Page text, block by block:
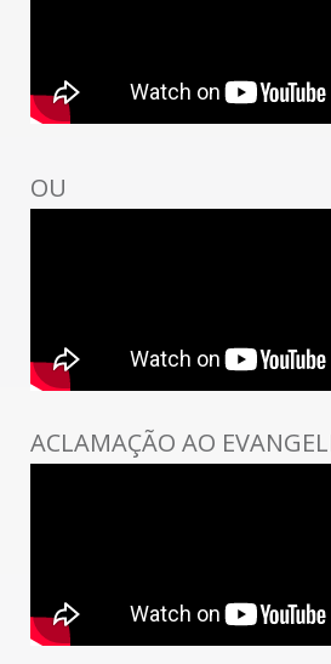
OU
ACLAMAÇÃO AO